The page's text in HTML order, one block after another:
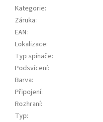
Kategorie:
Záruka:
EAN:
Lokalizace:
Typ spínače:
Podsvícení:
Barva:
Připojení:
Rozhraní:
Typ: